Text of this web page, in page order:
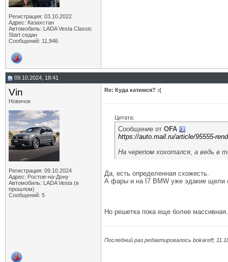
Регистрация: 03.10.2022
Адрес: Казахстан
Автомобиль: LADA Vesta Classic
Start седан
Сообщений: 11,946
09.10.2024, 18:41
Vin
Новичок
Регистрация: 09.10.2024
Адрес: Ростов-на-Донy
Автомобиль: LADA Vesta (в
прошлом)
Сообщений: 5
Re: Куда катимся? :(
Цитата:
Сообщение от OFA
https://auto.mail.ru/article/95555-
На черепом хохотался, а ведь в
Да, есть определенная схожесть.
А фары и на I7 BMW уже эдакие щели
Но решетка пока еще более массивная.
Последний раз редактировалось bokareff;